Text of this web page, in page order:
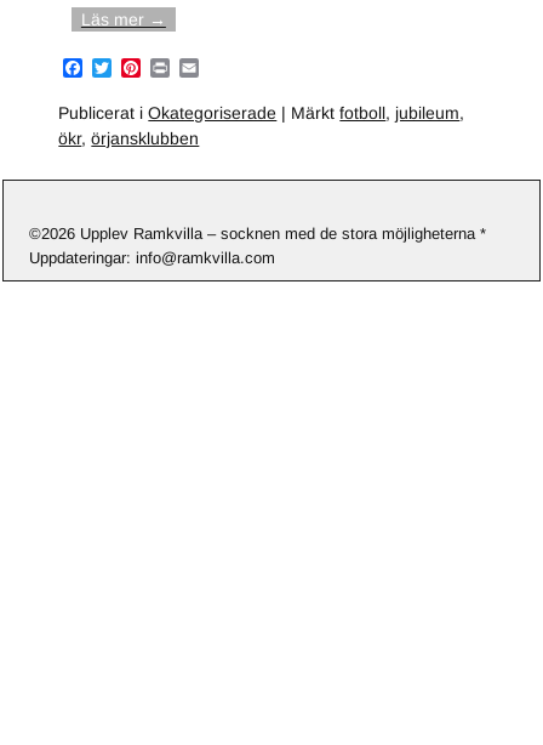
Läs mer →
F
c
e
b
o
T
i
t
t
r
P
n
t
e
e
P
i
n
t
a
i
l
Publicerat i Okategoriserade | Märkt fotboll, jubileum,
ökr,örjansklubben
©2026 Upplev Ramkvilla – socknen med de stora möjligheterna *
Uppdateringar: info@ramkvilla.com